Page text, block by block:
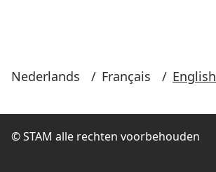
Nederlands / Français / English
© STAM alle rechten voorbehouden